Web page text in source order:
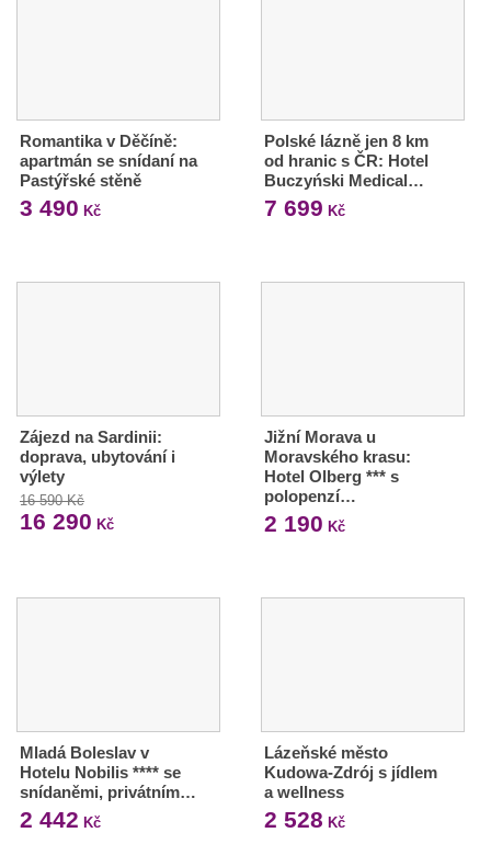
Romantika v Děčíně:
apartmán se snídaní na
Pastýřské stěně
3 490 Kč
Polské lázně jen 8 km
od hranic s ČR: Hotel
Buczyński Medical…
7 699 Kč
Zájezd na Sardinii:
doprava, ubytování i
výlety
16 590 Kč
16 290 Kč
Jižní Morava u
Moravského krasu:
Hotel Olberg *** s
polopenzí…
2 190 Kč
Mladá Boleslav v
Hotelu Nobilis **** se
snídaněmi, privátním…
2 442 Kč
Lázeňské město
Kudowa-Zdrój s jídlem
a wellness
2 528 Kč